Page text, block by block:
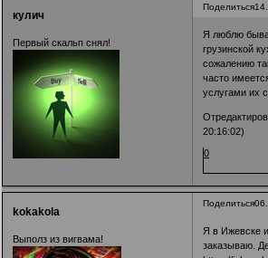
Поделиться
кулич
Первый скальп снял!
Я люблю
грузинской
сожалению
часто
услугами их
20:16:02)
0
Поделиться
kokakola
Выполз из вигвама!
Я в Ижевске
заказываю.